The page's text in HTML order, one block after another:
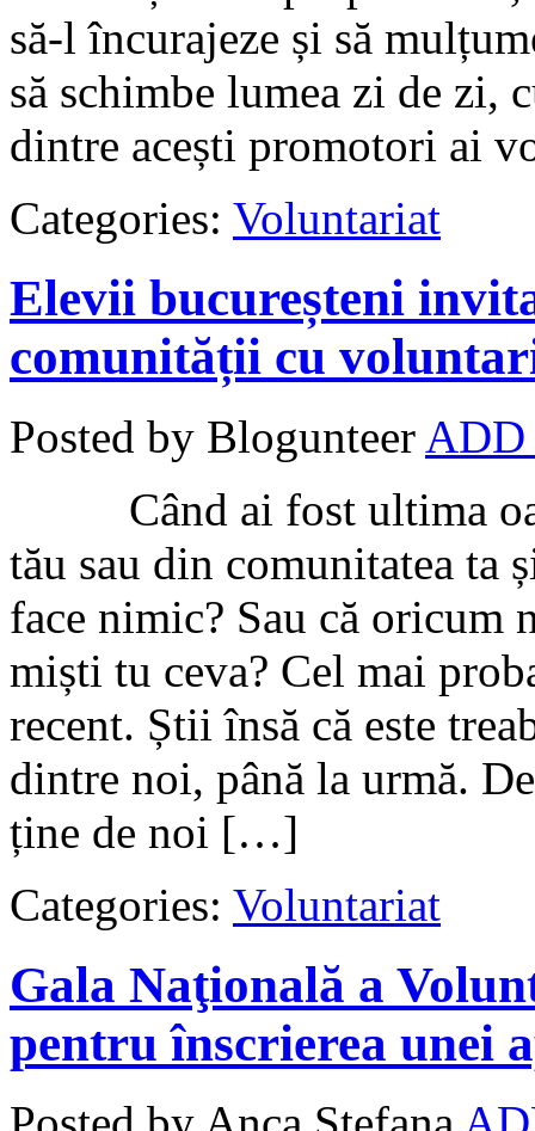
să-l încurajeze și să
să schimbe lumea zi de zi,
dintre acești promotori ai
Categories: Voluntariat
Elevii bucureșteni
comunității cu
Posted by Blogunteer ADD
Când ai fost ultima
tău sau din comunitatea ta
face nimic? Sau că oricum
miști tu ceva? Cel mai
recent. Știi însă că este
dintre noi, până la urmă.
ține de noi […]
Categories: Voluntariat
Gala Naţională a
pentru înscrierea unei